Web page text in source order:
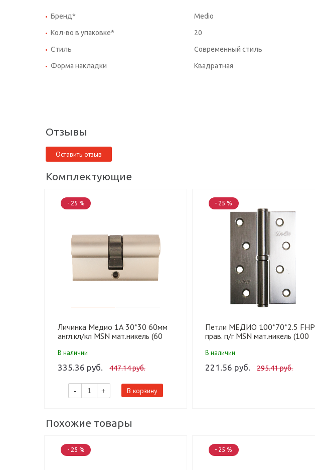
Бренд* Medio
Кол-во в упаковке* 20
Стиль Современный стиль
Форма накладки Квадратная
Отзывы
Оставить отзыв
Комплектующие
- 25 %
Личинка Медио 1А 30*30 60мм
англ.кл/кл MSN мат.никель (60
В наличии
335.36 руб. 447.14 руб.
- + В корзину
- 25 %
Петли МЕДИО 100*70*2.5 FHP
прав. п/г MSN мат.никель (100
В наличии
221.56 руб. 295.41 руб.
Похожие товары
- 25 % - 25 %